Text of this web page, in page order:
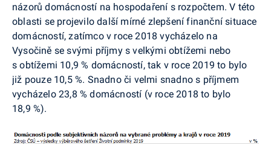
názorů domácností na hospodaření s rozpočtem. V této
oblasti se projevilo další mírné zlepšení finanční situace
domácností, zatímco v roce 2018 vycházelo na
Vysočině se svými příjmy s velkými obtížemi nebo
s obtížemi 10,9 % domácností, tak v roce 2019 to bylo
již pouze 10,5 %. Snadno či velmi snadno s příjmem
vycházelo 23,8 % domácností (v roce 2018 to bylo
18,9 %).